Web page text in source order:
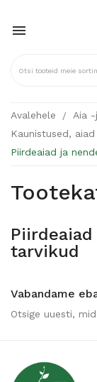

Avalehele
Aia
Kaunistused,
Piirdeaiad ja
tarvikud
Vabandame
Otsige uuesti,